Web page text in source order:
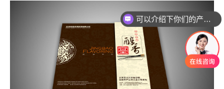
可以介绍下你们的产品么